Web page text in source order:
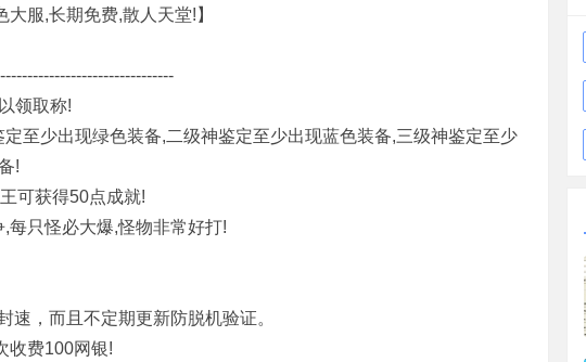
服,长期免费,散人天堂!】
领取称!
至少出现绿色装备,二级神鉴定至少出现蓝色装备,三级神鉴定至少
!
可获得50点成就!
每只怪必大爆,怪物非常好打!
，而且不定期更新防脱机验证。
收费100网银!